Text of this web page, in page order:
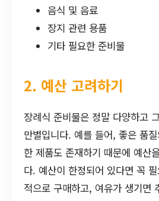
음식 및 음료
장지 관련 용품
기타 필요한 준비물
2. 예산 고려하기
장례식 준비물은 정말 다양하고
만별입니다. 예를 들어, 좋은 품
한 제품도 존재하기 때문에 예산
다. 예산이 한정되어 있다면 꼭
적으로 구매하고, 여유가 생기면